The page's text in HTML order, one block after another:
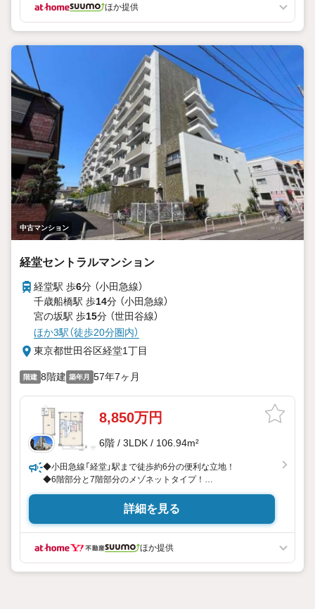
ほか提供
中古マンション
経堂セントラルマンション
経堂駅 歩6分 （小田急線）
千歳船橋駅 歩14分 （小田急線）
宮の坂駅 歩15分 （世田谷線）
ほか3駅（徒歩20分圏内）
東京都世田谷区経堂1丁目
階建 8階建 築年月 57年7ヶ月
8,850万円
6階 / 3LDK / 106.94m²
◆小田急線「経堂」駅まで徒歩約6分の便利な立地！
◆6階部分と7階部分のメゾネットタイプ！
◆最上階につき、階上からの音も気になりませんね！
◆南向きバルコニーに面した明るいLDK。心地よい陽光が室
内に差し込み、日中の時間帯も穏やかで開放感のある暮らし
を楽しめます！
◆新規内装フルリフォーム履歴有り！
◆季節物の収納にも便利なWIC有り。室内を広く使えます！
詳細を見る
ほか提供